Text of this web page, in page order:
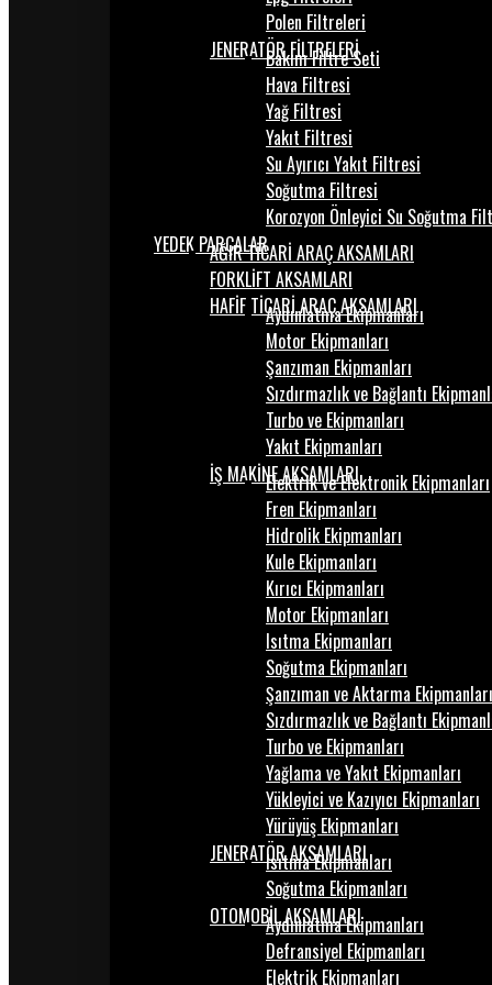
Polen Filtreleri
JENERATÖR FİLTRELERİ
Bakım Filtre Seti
Hava Filtresi
Yağ Filtresi
Yakıt Filtresi
Su Ayırıcı Yakıt Filtresi
Soğutma Filtresi
Korozyon Önleyici Su Soğutma
YEDEK PARÇALARAĞIR TİCARİ ARAÇ AKSAMLARI
FORKLİFT AKSAMLARI
HAFİF TİCARİ ARAÇ AKSAMLARI
Aydınlatma Ekipmanları
Motor Ekipmanları
Şanzıman Ekipmanları
Sızdırmazlık ve Bağlantı
Turbo ve Ekipmanları
Yakıt Ekipmanları
İŞ MAKİNE AKSAMLARI
Elektrik ve Elektronik Ekipmanları
Fren Ekipmanları
Hidrolik Ekipmanları
Kule Ekipmanları
Kırıcı Ekipmanları
Motor Ekipmanları
Isıtma Ekipmanları
Soğutma Ekipmanları
Şanzıman ve Aktarma Ekipmanları
Sızdırmazlık ve Bağlantı
Turbo ve Ekipmanları
Yağlama ve Yakıt Ekipmanları
Yükleyici ve Kazıyıcı Ekipmanları
Yürüyüş Ekipmanları
JENERATÖR AKSAMLARI
Isıtma Ekipmanları
Soğutma Ekipmanları
OTOMOBİL AKSAMLARI
Aydınlatma Ekipmanları
Defransiyel Ekipmanları
Elektrik Ekipmanları